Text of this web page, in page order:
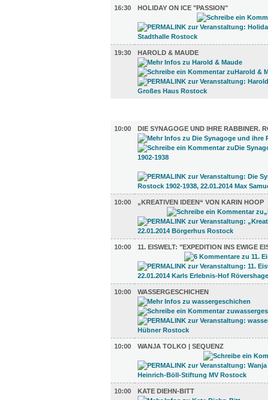
16:30
HOLIDAY ON ICE "PASSION"
19:30 HAROLD & MAUDE
10:00
DIE SYNAGOGE UND IHRE RABBINER.
10:00 „KREATIVEN IDEEN“ VON KARIN HOOP
10:00 11. EISWELT: "EXPEDITION INS EWIGE
10:00 WASSERGESCHICHEN
10:00 WANJA TOLKO | SEQUENZ
10:00 KATE DIEHN-BITT